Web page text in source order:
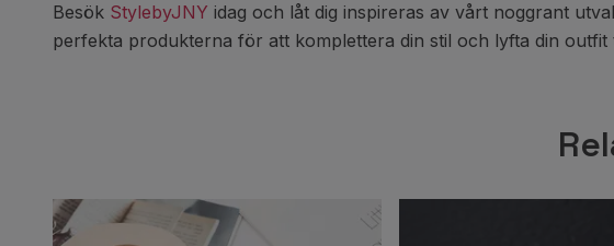
Besök StylebyJNY idag och låt dig inspireras av vårt noggrant
perfekta produkterna för att komplettera din stil och lyfta din outfit